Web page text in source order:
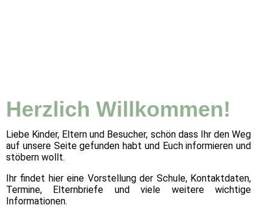
Herzlich Willkommen!
Liebe Kinder, Eltern und Besucher, schön dass Ihr den Weg
auf unsere Seite gefunden habt und Euch informieren und
stöbern wollt.
Ihr findet hier eine Vorstellung der Schule, Kontaktdaten,
Termine, Elternbriefe und viele weitere wichtige
Informationen.